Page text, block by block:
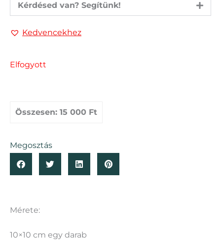
Mérete:
10×10 cm egy darab
Kérdésed van? Segítünk!
Kedvencekhez
Elfogyott
Összesen: 15 000 Ft
Megosztás